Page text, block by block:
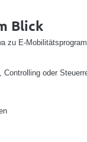
Blick
zu E-
oder